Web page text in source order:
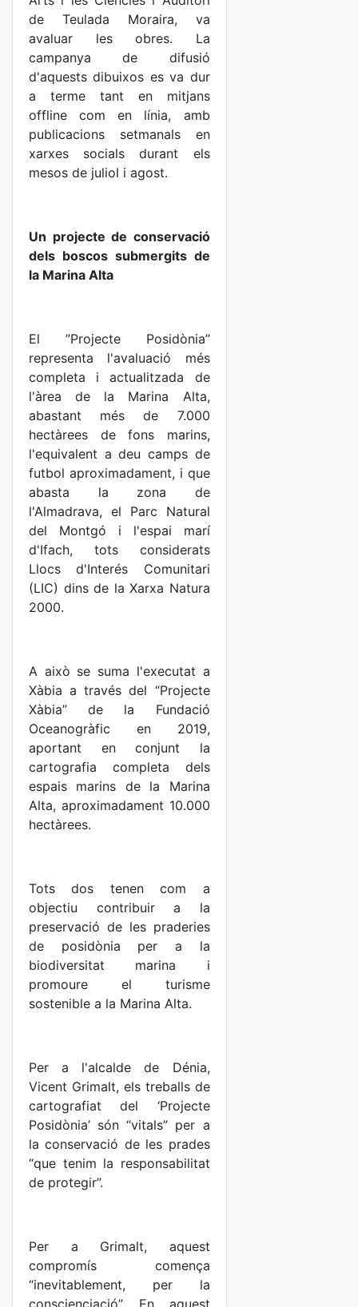
de Teulada Moraira, va
avaluar les obres. La
campanya de difusió
d'aquests dibuixos es va dur
a terme tant en mitjans
offline com en línia, amb
publicacions setmanals en
xarxes socials durant els
mesos de juliol i agost.
Un projecte de conservació
dels boscos submergits de
la Marina Alta
El ”Projecte Posidònia”
representa l'avaluació més
completa i actualitzada de
l'àrea de la Marina Alta,
abastant més de 7.000
hectàrees de fons marins,
l'equivalent a deu camps de
futbol aproximadament, i que
abasta la zona de
l'Almadrava, el Parc Natural
del Montgó i l'espai marí
d'Ifach, tots considerats
Llocs d'Interés Comunitari
(LIC) dins de la Xarxa Natura
2000.
A això se suma l'executat a
Xàbia a través del “Projecte
Xàbia” de la Fundació
Oceanogràfic en 2019,
aportant en conjunt la
cartografia completa dels
espais marins de la Marina
Alta, aproximadament 10.000
hectàrees.
Tots dos tenen com a
objectiu contribuir a la
preservació de les praderies
de posidònia per a la
biodiversitat marina i
promoure el turisme
sostenible a la Marina Alta.
Per a l'alcalde de Dénia,
Vicent Grimalt, els treballs de
cartografiat del ‘Projecte
Posidònia’ són “vitals” per a
la conservació de les prades
“que tenim la responsabilitat
de protegir”.
Per a Grimalt, aquest
compromís comença
“inevitablement, per la
conscienciació”. En aquest